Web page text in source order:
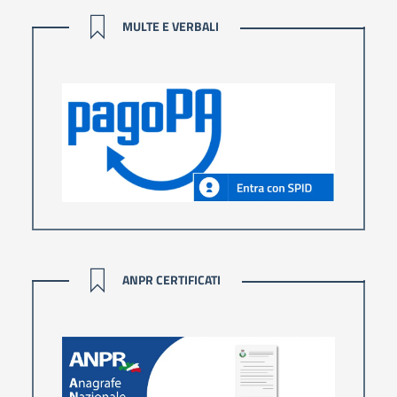
MULTE E VERBALI
MULTE E VERBALI
ANPR CERTIFICATI
ANPR CERTIFICATI